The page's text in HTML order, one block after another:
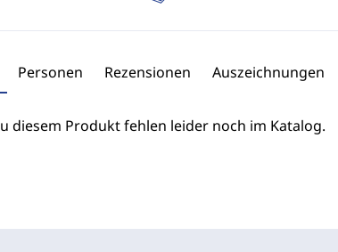
Personen Rezensionen Auszeichnungen
diesem Produkt fehlen leider noch im Katalog.